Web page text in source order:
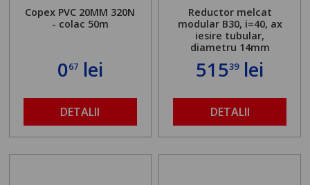
Copex PVC 20MM 320N
- colac 50m
067lei
DETALII
Reductor melcat
modular B30, i=40, ax
iesire tubular,
diametru 14mm
51539lei
DETALII